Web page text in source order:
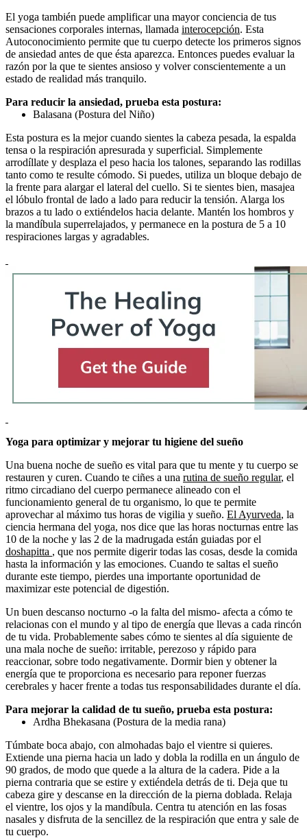
El yoga también puede amplificar una mayor conciencia de tus
sensaciones corporales internas, llamada interocepción. Esta
Autoconocimiento permite que tu cuerpo detecte los primeros signos
de ansiedad antes de que ésta aparezca. Entonces puedes evaluar la
razón por la que te sientes ansioso y volver conscientemente a un
estado de realidad más tranquilo.
Para reducir la ansiedad, prueba esta postura:
Balasana (Postura del Niño)
Esta postura es la mejor cuando sientes la cabeza pesada, la espalda
tensa o la respiración apresurada y superficial. Simplemente
arrodíllate y desplaza el peso hacia los talones, separando las rodillas
tanto como te resulte cómodo. Si puedes, utiliza un bloque debajo de
la frente para alargar el lateral del cuello. Si te sientes bien, masajea
el lóbulo frontal de lado a lado para reducir la tensión. Alarga los
brazos a tu lado o extiéndelos hacia delante. Mantén los hombros y
la mandíbula superrelajados, y permanece en la postura de 5 a 10
respiraciones largas y agradables.
Yoga para optimizar y mejorar tu higiene del sueño
Una buena noche de sueño es vital para que tu mente y tu cuerpo se
restauren y curen. Cuando te ciñes a una rutina de sueño regular, el
ritmo circadiano del cuerpo permanece alineado con el
funcionamiento general de tu organismo, lo que te permite
aprovechar al máximo tus horas de vigilia y sueño. El Ayurveda, la
ciencia hermana del yoga, nos dice que las horas nocturnas entre las
10 de la noche y las 2 de la madrugada están guiadas por el
doshapitta , que nos permite digerir todas las cosas, desde la comida
hasta la información y las emociones. Cuando te saltas el sueño
durante este tiempo, pierdes una importante oportunidad de
maximizar este potencial de digestión.
Un buen descanso nocturno -o la falta del mismo- afecta a cómo te
relacionas con el mundo y al tipo de energía que llevas a cada rincón
de tu vida. Probablemente sabes cómo te sientes al día siguiente de
una mala noche de sueño: irritable, perezoso y rápido para
reaccionar, sobre todo negativamente. Dormir bien y obtener la
energía que te proporciona es necesario para reponer fuerzas
cerebrales y hacer frente a todas tus responsabilidades durante el día.
Para mejorar la calidad de tu sueño, prueba esta postura:
Ardha Bhekasana (Postura de la media rana)
Túmbate boca abajo, con almohadas bajo el vientre si quieres.
Extiende una pierna hacia un lado y dobla la rodilla en un ángulo de
90 grados, de modo que quede a la altura de la cadera. Pide a la
pierna contraria que se estire y extiéndela detrás de ti. Deja que tu
cabeza gire y descanse en la dirección de la pierna doblada. Relaja
el vientre, los ojos y la mandíbula. Centra tu atención en las fosas
nasales y disfruta de la sencillez de la respiración que entra y sale de
tu cuerpo.